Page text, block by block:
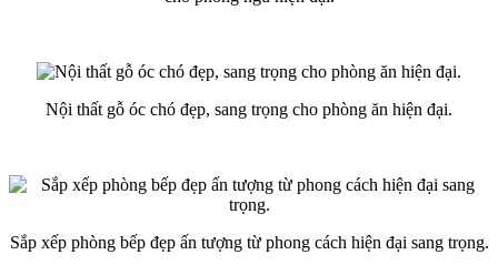
Nội thất gỗ óc chó đẹp, sang trọng cho phòng ăn hiện đại.
Sắp xếp phòng bếp đẹp ấn tượng từ phong cách hiện đại sang trọng.